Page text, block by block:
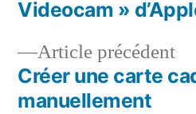
l’article
Article précédent
Créer une carte
manuellement
Videocam »